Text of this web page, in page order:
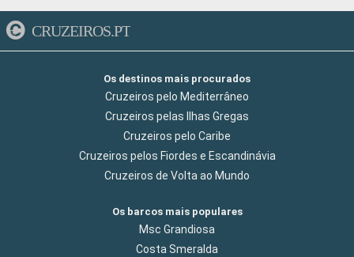
CRUZEIROS.PT
Os destinos mais procurados
Cruzeiros pelo Mediterrâneo
Cruzeiros pelas Ilhas Gregas
Cruzeiros pelo Caribe
Cruzeiros pelos Fiordes e Escandinávia
Cruzeiros de Volta ao Mundo
Os barcos mais populares
Msc Grandiosa
Costa Smeralda